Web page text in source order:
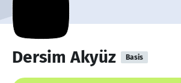
Dersim Akyüz Basis